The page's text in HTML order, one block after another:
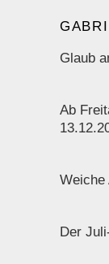
Glaub
Ab
Weiche
Der